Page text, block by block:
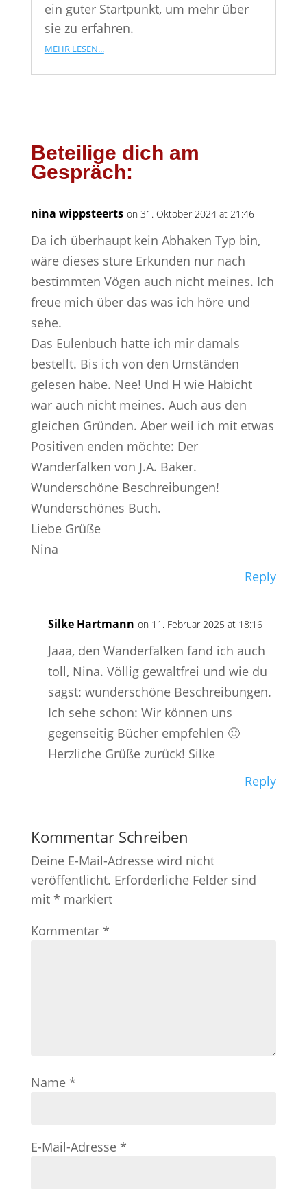
ein guter Startpunkt, um mehr über
sie zu erfahren.
mehr lesen...
Beteilige dich am
Gespräch:
nina wippsteerts on 31. Oktober 2024 at 21:46
Da ich überhaupt kein Abhaken Typ bin,
wäre dieses sture Erkunden nur nach
bestimmten Vögen auch nicht meines. Ich
freue mich über das was ich höre und
sehe.
Das Eulenbuch hatte ich mir damals
bestellt. Bis ich von den Umständen
gelesen habe. Nee! Und H wie Habicht
war auch nicht meines. Auch aus den
gleichen Gründen. Aber weil ich mit etwas
Positiven enden möchte: Der
Wanderfalken von J.A. Baker.
Wunderschöne Beschreibungen!
Wunderschönes Buch.
Liebe Grüße
Nina
Reply
Silke Hartmann on 11. Februar 2025 at 18:16
Jaaa, den Wanderfalken fand ich auch
toll, Nina. Völlig gewaltfrei und wie du
sagst: wunderschöne Beschreibungen.
Ich sehe schon: Wir können uns
gegenseitig Bücher empfehlen 🙂
Herzliche Grüße zurück! Silke
Reply
Kommentar Schreiben
Deine E-Mail-Adresse wird nicht
veröffentlicht. Erforderliche Felder sind
mit * markiert
Kommentar *
Name *
E-Mail-Adresse *